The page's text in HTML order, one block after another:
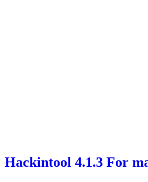
Hackintool 4.1.3 For